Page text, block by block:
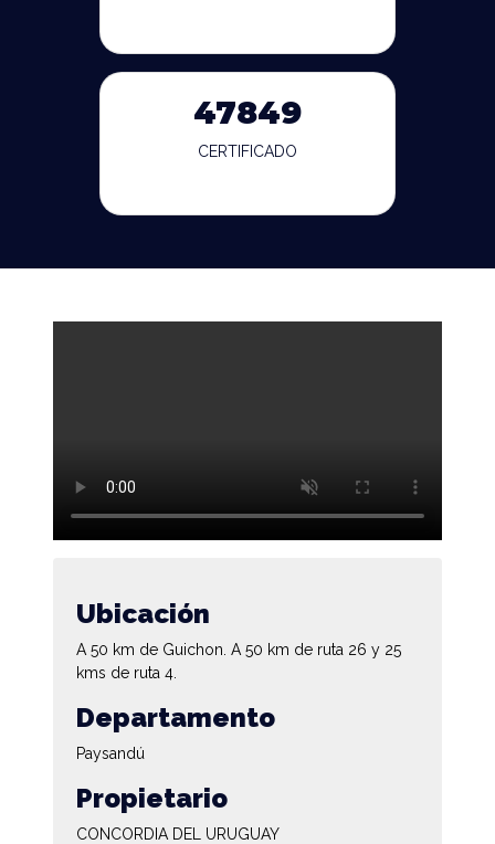
47849
CERTIFICADO
Ubicación
A 50 km de Guichon. A 50 km de ruta 26 y 25
kms de ruta 4.
Departamento
Paysandú
Propietario
CONCORDIA DEL URUGUAY